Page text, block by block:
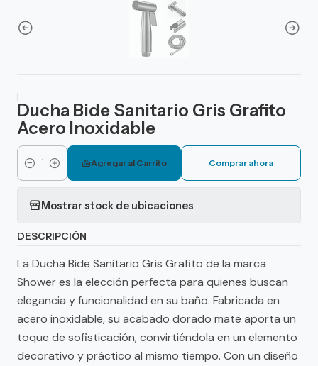
|
Ducha Bide Sanitario Gris Grafito
Acero Inoxidable
Cantidad
Agregar al Carrito Comprar ahora
Mostrar stock de ubicaciones
DESCRIPCIÓN
La Ducha Bide Sanitario Gris Grafito de la marca
Shower es la elección perfecta para quienes buscan
elegancia y funcionalidad en su baño. Fabricada en
acero inoxidable, su acabado dorado mate aporta un
toque de sofisticación, convirtiéndola en un elemento
decorativo y práctico al mismo tiempo. Con un diseño